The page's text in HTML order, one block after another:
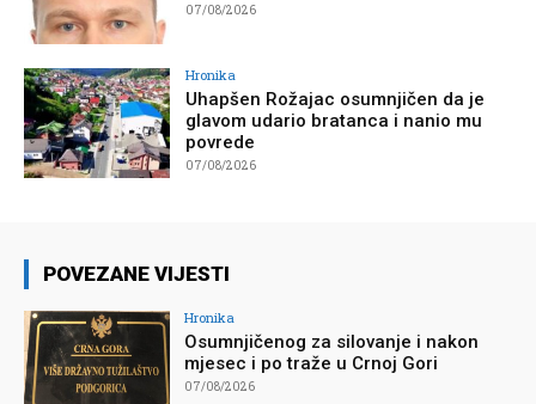
07/08/2026
Hronika
Uhapšen Rožajac osumnjičen da je
glavom udario bratanca i nanio mu
povrede
07/08/2026
POVEZANE VIJESTI
Hronika
Osumnjičenog za silovanje i nakon
mjesec i po traže u Crnoj Gori
07/08/2026